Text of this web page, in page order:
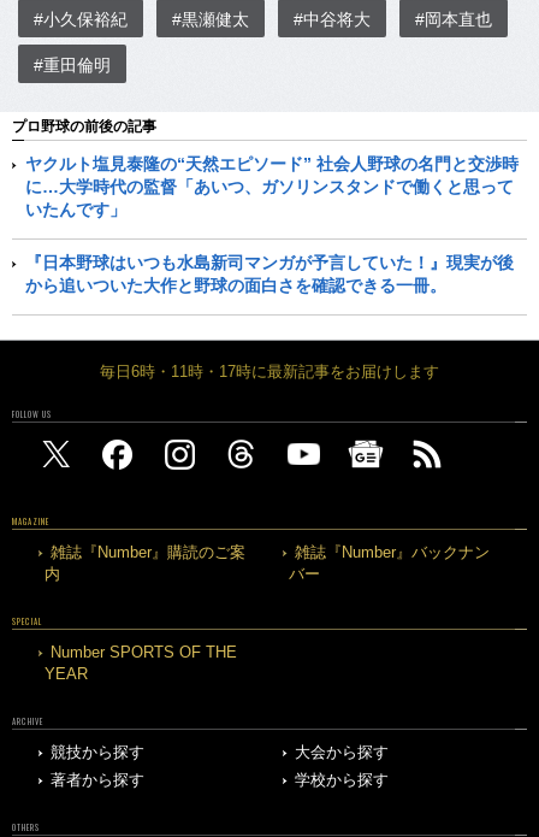
#小久保裕紀 #黒瀬健太 #中谷将大 #岡本直也
#重田倫明
プロ野球の前後の記事
ヤクルト塩見泰隆の“天然エピソード” 社会人野球の名門と交渉時
に…大学時代の監督「あいつ、ガソリンスタンドで働くと思って
いたんです」
『日本野球はいつも水島新司マンガが予言していた！』現実が後
から追いついた大作と野球の面白さを確認できる一冊。
毎日6時・11時・17時に最新記事をお届けします
FOLLOW US
MAGAZINE
雑誌『Number』購読のご案
内
雑誌『Number』バックナン
バー
SPECIAL
Number SPORTS OF THE
YEAR
ARCHIVE
競技から探す
大会から探す
著者から探す
学校から探す
OTHERS